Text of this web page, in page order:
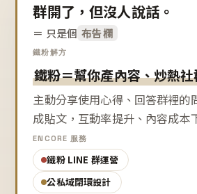
群開了，但沒人說話。
＝ 只是個 布告欄
鐵粉解方
鐵粉＝幫你產內容、炒熱
主動分享使用心得、回答群裡的
成貼文，互動率提升、內容成本
ENCORE 服務
鐵粉 LINE 群運營
公私域閉環設計